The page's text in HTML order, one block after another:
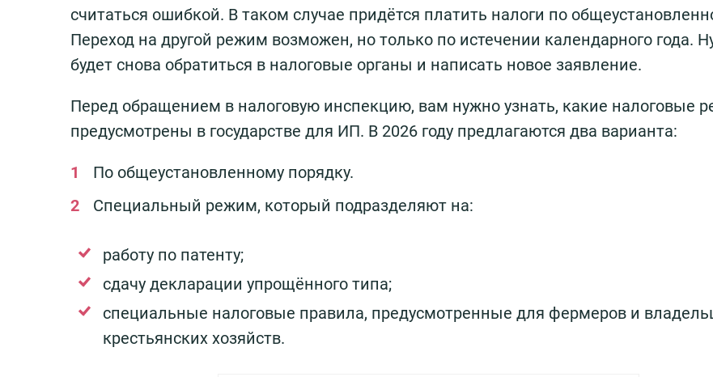
считаться ошибкой. В таком случае придётся платить налоги по
Переход на другой режим возможен, но только по истечении календарного года.
будет снова обратиться в налоговые органы и написать новое заявление.
Перед обращением в налоговую инспекцию, вам нужно узнать, какие налоговые
предусмотрены в государстве для ИП. В 2026 году предлагаются два варианта:
По общеустановленному порядку.
Специальный режим, который подразделяют на:
работу по патенту;
сдачу декларации упрощённого типа;
специальные налоговые правила, предусмотренные для фермеров и
крестьянских хозяйств.